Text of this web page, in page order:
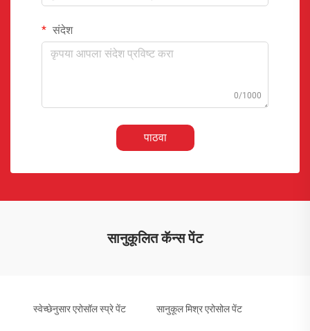
संदेश
0/1000
पाठवा
सानुकूलित कॅन्स पेंट
स्वेच्छेनुसार एरोसॉल स्प्रे पेंट सानुकूल मिश्र एरोसोल पेंट